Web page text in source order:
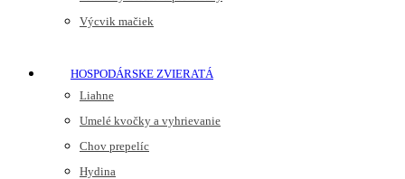
Výcvik mačiek
HOSPODÁRSKE ZVIERATÁ
Liahne
Umelé kvočky a vyhrievanie
Chov prepelíc
Hydina